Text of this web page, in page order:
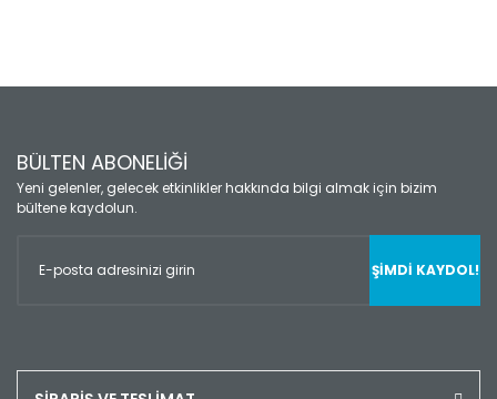
BÜLTEN ABONELİĞİ
Yeni gelenler, gelecek etkinlikler hakkında bilgi almak için bizim
bültene kaydolun.
ŞİMDİ KAYDOL!